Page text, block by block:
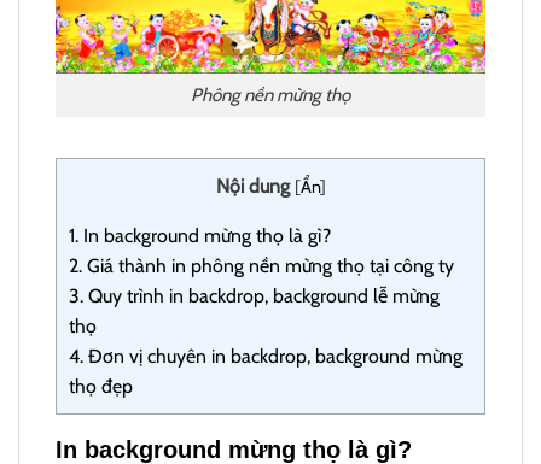
Phông nền mừng thọ
Nội dung [Ẩn]
1. In background mừng thọ là gì?
2. Giá thành in phông nền mừng thọ tại công ty
3. Quy trình in backdrop, background lễ mừng
thọ
4. Đơn vị chuyên in backdrop, background mừng
thọ đẹp
In background mừng thọ là gì?